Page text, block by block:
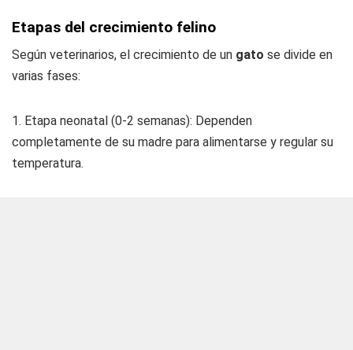
Etapas del crecimiento felino
Según veterinarios, el crecimiento de un gato se divide en
varias fases:
1. Etapa neonatal (0-2 semanas): Dependen
completamente de su madre para alimentarse y regular su
temperatura.